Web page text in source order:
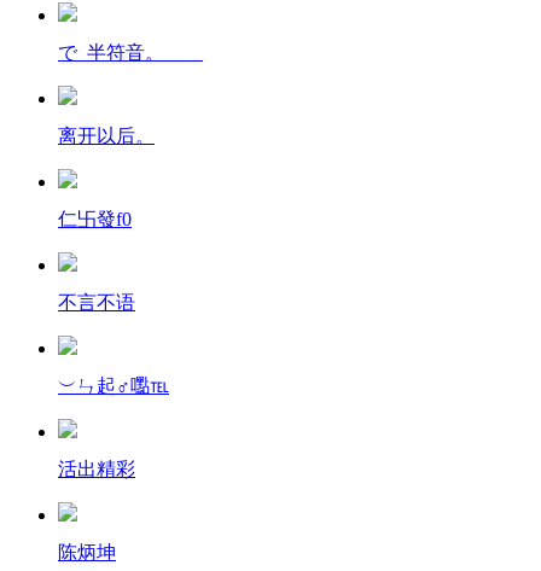
で_半符音。____
离开以后。
仁卐發f0
不言不语
︶ㄣ起♂嚸℡
活出精彩
陈炳坤